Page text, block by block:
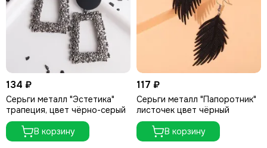
134 ₽
Серьги металл "Эстетика"
трапеция, цвет чёрно-серый
В корзину
117 ₽
Серьги металл "Папоротник"
листочек цвет чёрный
В корзину